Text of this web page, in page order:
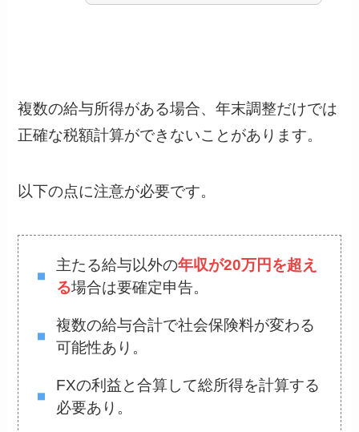
複数の給与所得がある場合、年末調整だけでは
正確な税額計算ができないことがあります。
以下の点に注意が必要です。
主たる給与以外の年収が20万円を超え
る場合は要確定申告。
複数の給与合計で社会保険料が変わる
可能性あり。
FXの利益と合算して総所得を計算する
必要あり。